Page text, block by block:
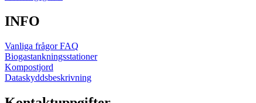
INFO
Vanliga frågor FAQ
Biogastankningsstationer
Kompostjord
Dataskyddsbeskrivning